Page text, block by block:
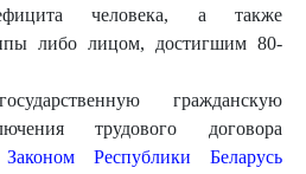
человека, а также
либо лицом, достигшим 80-
гражданскую
трудового договора
Законом Республики Беларусь